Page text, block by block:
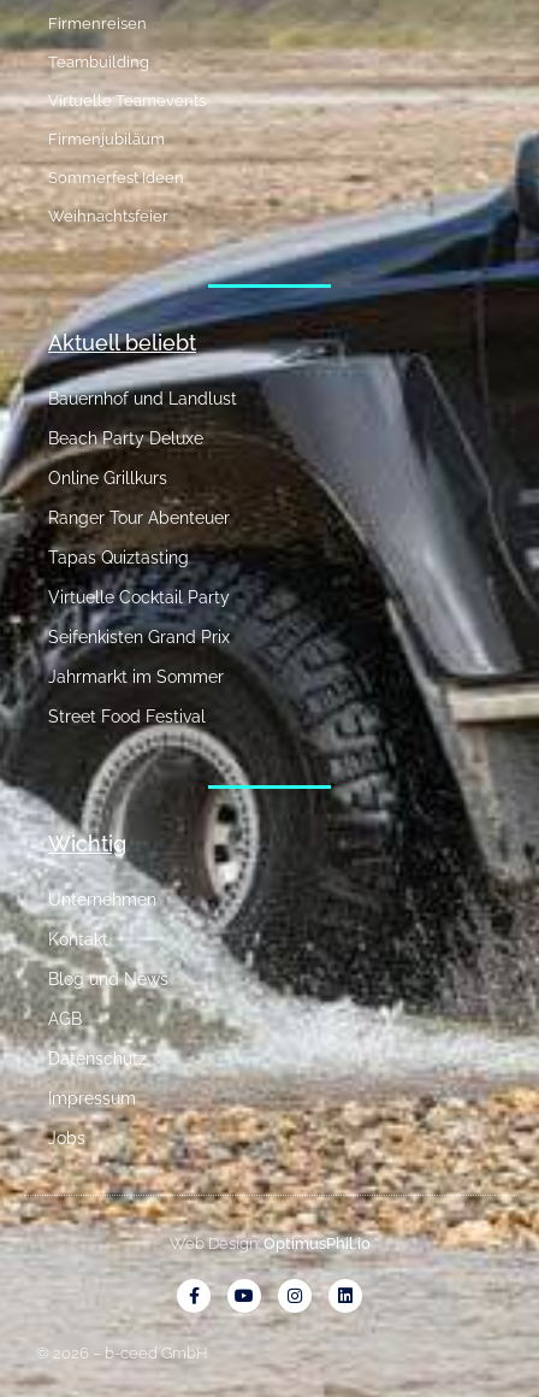
Firmenreisen
Teambuilding
Virtuelle Teamevents
Firmenjubiläum
Sommerfest Ideen
Weihnachtsfeier
Aktuell beliebt
Bauernhof und Landlust
Beach Party Deluxe
Online Grillkurs
Ranger Tour Abenteuer
Tapas Quiztasting
Virtuelle Cocktail Party
Seifenkisten Grand Prix
Jahrmarkt im Sommer
Street Food Festival
Wichtig
Unternehmen
Kontakt
Blog und News
AGB
Datenschutz
Impressum
Jobs
© 2026 – b-ceed GmbH
Web Design:OptimusPhil.io